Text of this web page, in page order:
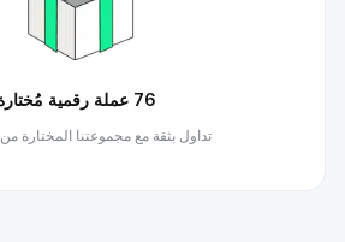
76 عملة رقمية مُختارة
تداول بثقة مع مجموعتنا المختارة من 76 عملة.